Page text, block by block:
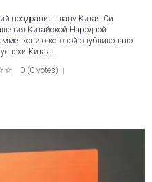
поздравил главу Китая Си
Китайской Народной
копию которой опубликовало
Китая…
0 (0 votes)